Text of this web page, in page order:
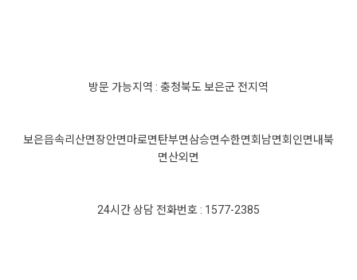
방문 가능지역 : 충청북도 보은군 전지역
보은읍속리산면장안면마로면탄부면삼승면수한면회남면회인면내북
면산외면
24시간 상담 전화번호 : 1577-2385